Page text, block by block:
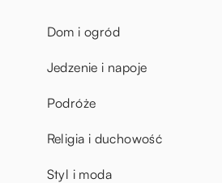
Dom i ogród
Jedzenie i napoje
Podróże
Religia i duchowość
Styl i moda